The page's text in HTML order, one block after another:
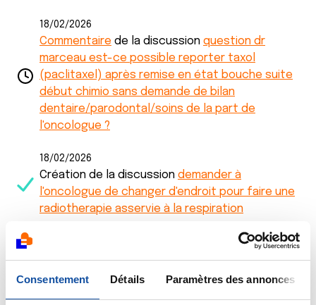
Consentement Détails Paramètres des annonces
18/02/2026
Commentaire de la discussion question dr
marceau est-ce possible reporter taxol
(paclitaxel) après remise en état bouche suite
début chimio sans demande de bilan
dentaire/parodontal/soins de la part de
l'oncologue ?
18/02/2026
Création de la discussion demander à
l'oncologue de changer d'endroit pour faire une
radiotherapie asservie à la respiration
Commentairede la discussionquestion dr
marceau est-ce possible reporter taxol